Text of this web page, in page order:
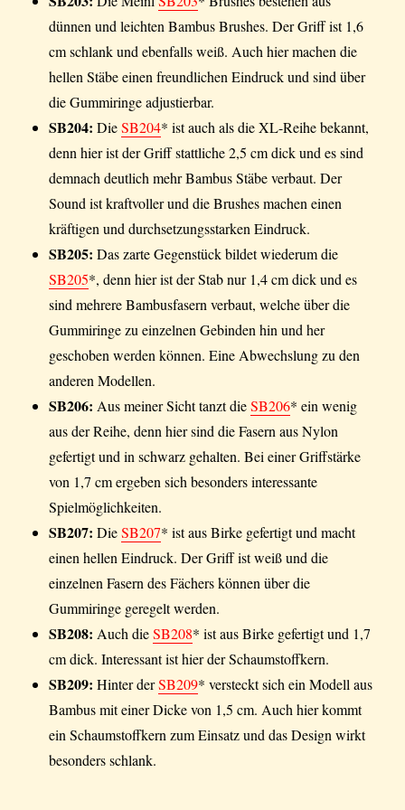
dünnen und leichten Bambus Brushes. Der Griff ist 1,6
cm schlank und ebenfalls weiß. Auch hier machen die
hellen Stäbe einen freundlichen Eindruck und sind über
die Gummiringe adjustierbar.
SB204: DieSB204* ist auch als die XL-Reihe bekannt,
denn hier ist der Griff stattliche 2,5 cm dick und es sind
demnach deutlich mehr Bambus Stäbe verbaut. Der
Sound ist kraftvoller und die Brushes machen einen
kräftigen und durchsetzungsstarken Eindruck.
SB205: Das zarte Gegenstück bildet wiederum die
SB205*, denn hier ist der Stab nur 1,4 cm dick und es
sind mehrere Bambusfasern verbaut, welche über die
Gummiringe zu einzelnen Gebinden hin und her
geschoben werden können. Eine Abwechslung zu den
anderen Modellen.
SB206: Aus meiner Sicht tanzt dieSB206* ein wenig
aus der Reihe, denn hier sind die Fasern aus Nylon
gefertigt und in schwarz gehalten. Bei einer Griffstärke
von 1,7 cm ergeben sich besonders interessante
Spielmöglichkeiten.
SB207: DieSB207* ist aus Birke gefertigt und macht
einen hellen Eindruck. Der Griff ist weiß und die
einzelnen Fasern des Fächers können über die
Gummiringe geregelt werden.
SB208: Auch dieSB208* ist aus Birke gefertigt und 1,7
cm dick. Interessant ist hier der Schaumstoffkern.
SB209: Hinter derSB209* versteckt sich ein Modell aus
Bambus mit einer Dicke von 1,5 cm. Auch hier kommt
ein Schaumstoffkern zum Einsatz und das Design wirkt
besonders schlank.